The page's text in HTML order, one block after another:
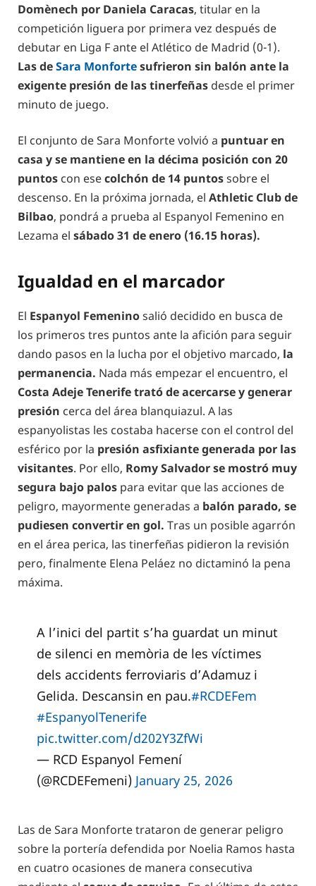
Domènech por Daniela Caracas, titular en la
competición liguera por primera vez después de
debutar en Liga F ante el Atlético de Madrid (0-1).
Las deSara Monfortesufrieron sin balón ante la
exigente presión de las tinerfeñas desde el primer
minuto de juego.
El conjunto de Sara Monforte volvió a puntuar en
casa y se mantiene en la décima posición con 20
puntos con esecolchón de 14 puntossobre el
descenso. En la próxima jornada, el Athletic Club de
Bilbao, pondrá a prueba al Espanyol Femenino en
Lezama el sábado 31 de enero (16.15 horas).
Igualdad en el marcador
El Espanyol Femeninosalió decidido en busca de
los primeros tres puntos ante la afición para seguir
dando pasos en la lucha por el objetivo marcado, la
permanencia. Nada más empezar el encuentro, el
Costa Adeje Tenerife trató de acercarse y generar
presión cerca del área blanquiazul. A las
espanyolistas les costaba hacerse con el control del
esférico por la presión asfixiante generada por las
visitantes. Por ello, Romy Salvador se mostró muy
segura bajo palos para evitar que las acciones de
peligro, mayormente generadas a balón parado, se
pudiesen convertir en gol. Tras un posible agarrón
en el área perica, las tinerfeñas pidieron la revisión
pero, finalmente Elena Peláez no dictaminó la pena
máxima.
A l’inici del partit s’ha guardat un minut
de silenci en memòria de les víctimes
dels accidents ferroviaris d’Adamuz i
Gelida. Descansin en pau.#RCDEFem
#EspanyolTenerife
pic.twitter.com/d202Y3ZfWi
— RCD Espanyol Femení
(@RCDEFemeni) January 25, 2026
Las de Sara Monforte trataron de generar peligro
sobre la portería defendida por Noelia Ramos hasta
en cuatro ocasiones de manera consecutiva